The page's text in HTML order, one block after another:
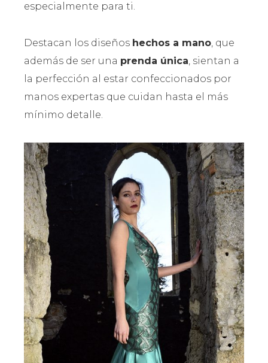
especialmente para ti.
Destacan los diseños hechos a mano, que
además de ser una prenda única, sientan a
la perfección al estar confeccionados por
manos expertas que cuidan hasta el más
mínimo detalle.